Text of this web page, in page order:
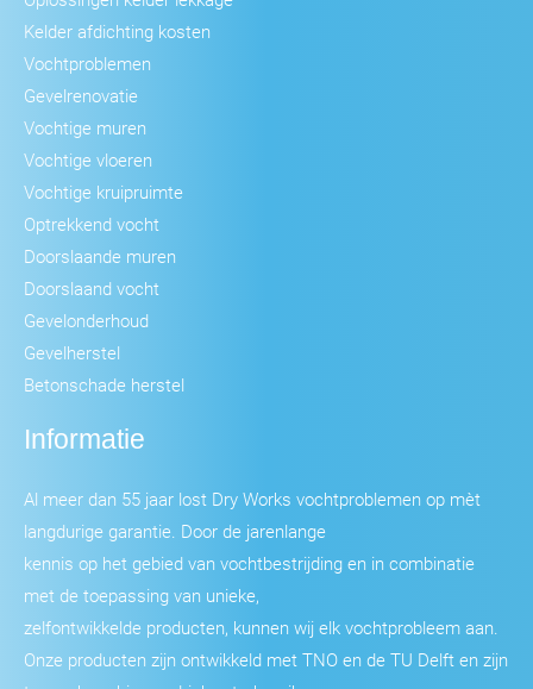
Kelder afdichting kosten
Vochtproblemen
Gevelrenovatie
Vochtige muren
Vochtige vloeren
Vochtige kruipruimte
Optrekkend vocht
Doorslaande muren
Doorslaand vocht
Gevelonderhoud
Gevelherstel
Betonschade herstel
Informatie
Al meer dan 55 jaar lost Dry Works vochtproblemen op mèt
langdurige garantie. Door de jarenlange
kennis op het gebied van vochtbestrijding en in combinatie
met de toepassing van unieke,
zelfontwikkelde producten, kunnen wij elk vochtprobleem aan.
Onze producten zijn ontwikkeld met TNO en de TU Delft en zijn